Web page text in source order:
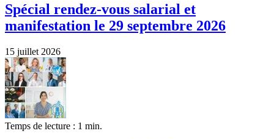
Spécial rendez-vous salarial et
manifestation le 29 septembre 2026
15 juillet 2026
Temps de lecture : 1 min.